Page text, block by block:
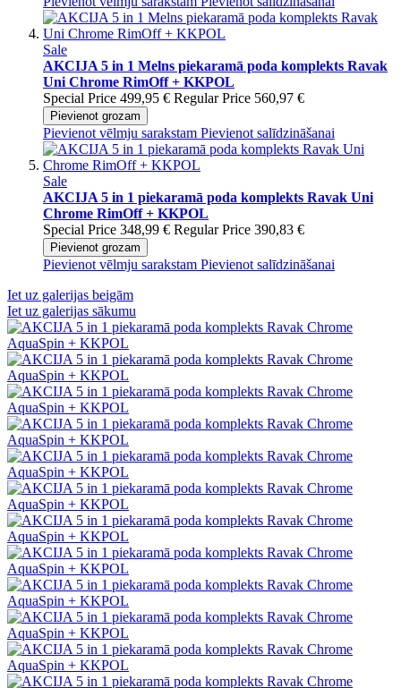
Sale
AKCIJA 5 in 1 Melns piekaramā poda komplekts Ravak
Uni Chrome RimOff + KKPOL
Special Price 499,95 € Regular Price 560,97 €
Pievienot grozam
Pievienot vēlmju sarakstam Pievienot salīdzināšanai
Sale
AKCIJA 5 in 1 piekaramā poda komplekts Ravak Uni
Chrome RimOff + KKPOL
Special Price 348,99 € Regular Price 390,83 €
Pievienot grozam
Pievienot vēlmju sarakstam Pievienot salīdzināšanai
Iet uz galerijas beigām
Iet uz galerijas sākumu